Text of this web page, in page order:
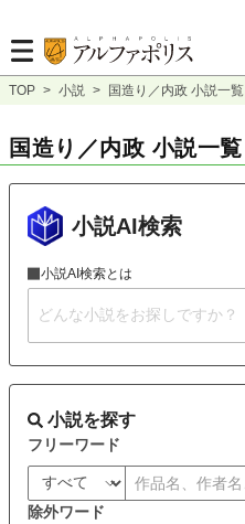
TOP > 小説 > 国造り／内政 小説一覧
国造り／内政 小説一覧
小説AI検索
小説AI検索とは
小説を探す
フリーワード
除外ワード